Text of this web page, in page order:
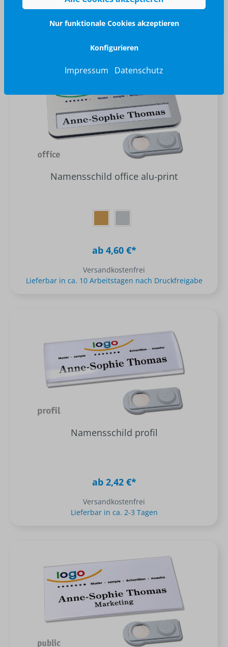
Lieferbar in ca. 2-3 Tagen
Namensschild office alu-print
ab 4,60 €*
Versandkostenfrei
Lieferbar in ca. 10 Arbeitstagen nach Druckfreigabe
Namensschild profil
ab 2,42 €*
Versandkostenfrei
Lieferbar in ca. 2-3 Tagen
Nur funktionale Cookies akzeptieren
Konfigurieren
Impressum Datenschutz